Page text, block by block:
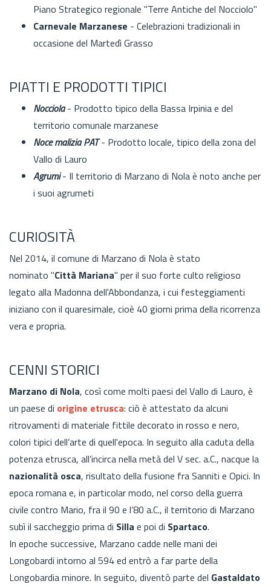
Piano Strategico regionale "Terre Antiche del Nocciolo"
Carnevale Marzanese - Celebrazioni tradizionali in
occasione del Martedì Grasso
PIATTI E PRODOTTI TIPICI
Nocciola- Prodotto tipico della Bassa Irpinia e del
territorio comunale marzanese
Noce malizia PAT- Prodotto locale, tipico della zona del
Vallo di Lauro
Agrumi - Il territorio di Marzano di Nola è noto anche per
i suoi agrumeti
CURIOSITÀ
Nel 2014, il comune di Marzano di Nola è stato
nominato "Città Mariana" per il suo forte culto religioso
legato alla Madonna dell'Abbondanza, i cui festeggiamenti
iniziano con il quaresimale, cioè 40 giorni prima della ricorrenza
vera e propria.
CENNI STORICI
Marzano di Nola, così come molti paesi del Vallo di Lauro, è
un paese di origine etrusca: ciò è attestato da alcuni
ritrovamenti di materiale fittile decorato in rosso e nero,
colori tipici dell’arte di quell'epoca. In seguito alla caduta della
potenza etrusca, all’incirca nella metà del V sec. a.C., nacque la
nazionalità osca, risultato della fusione fra Sanniti e Opici. In
epoca romana e, in particolar modo, nel corso della guerra
civile contro Mario, fra il 90 e l’80 a.C., il territorio di Marzano
subì il saccheggio prima di Silla e poi di Spartaco.
In epoche successive, Marzano cadde nelle mani dei
Longobardi intorno al 594 ed entrò a far parte della
Longobardia minore. In seguito, diventò parte del Gastaldato